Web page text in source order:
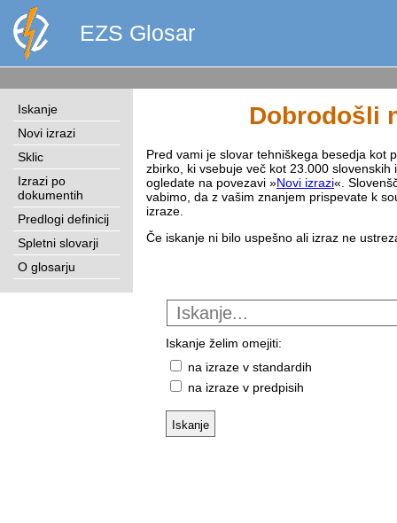
EZS Glosar
Iskanje
Novi izrazi
Sklic
Izrazi po
dokumentih
Predlogi definicij
Spletni slovarji
O glosarju
Dobrodošli
Pred vami je slovar tehniškega besedja kot
zbirko, ki vsebuje več kot 23.000
ogledate na povezavi »Novi izrazi«.
vabimo, da z vašim znanjem prispevate k
izraze.
Če iskanje ni bilo uspešno ali izraz ne
Iskanje želim omejiti:
na izraze v standardih
na izraze v predpisih